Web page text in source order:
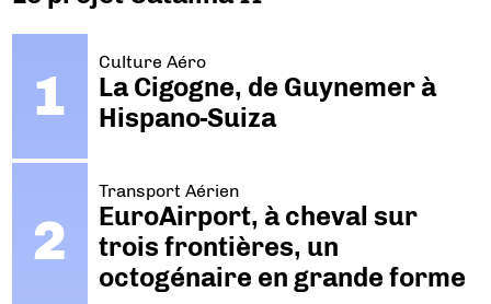
Culture Aéro
La Cigogne, de Guynemer à
Hispano-Suiza
Transport Aérien
EuroAirport, à cheval sur
trois frontières, un
octogénaire en grande forme